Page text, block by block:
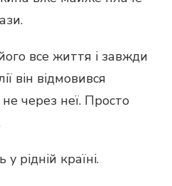
все життя і завжди
він відмовився
через неї. Просто
рідній країні.